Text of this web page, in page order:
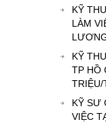
KỸ
LÀM
KỸ
TP HỒ
TRIỆU/
KỸ SƯ
VIỆC